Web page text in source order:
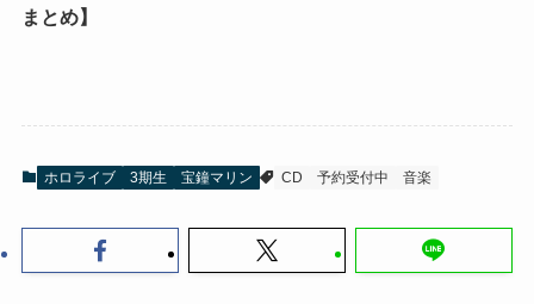
まとめ】
ホロライブ 3期生 宝鐘マリン CD 予約受付中 音楽